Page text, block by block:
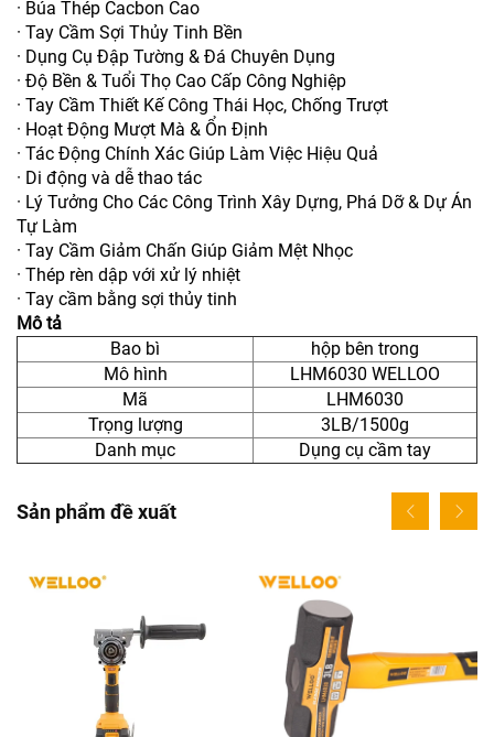
· Búa Thép Cacbon Cao
· Tay Cầm Sợi Thủy Tinh Bền
· Dụng Cụ Đập Tường & Đá Chuyên Dụng
· Độ Bền & Tuổi Thọ Cao Cấp Công Nghiệp
· Tay Cầm Thiết Kế Công Thái Học, Chống Trượt
· Hoạt Động Mượt Mà & Ổn Định
· Tác Động Chính Xác Giúp Làm Việc Hiệu Quả
· Di động và dễ thao tác
· Lý Tưởng Cho Các Công Trình Xây Dựng, Phá Dỡ & Dự Án
Tự Làm
· Tay Cầm Giảm Chấn Giúp Giảm Mệt Nhọc
· Thép rèn dập với xử lý nhiệt
· Tay cầm bằng sợi thủy tinh
Mô tả
Bao bì
hộp bên trong
Mô hình
LHM6030 WELLOO
Mã
LHM6030
Trọng lượng
3LB/1500g
Danh mục
Dụng cụ cầm tay
Sản phẩm đề xuất